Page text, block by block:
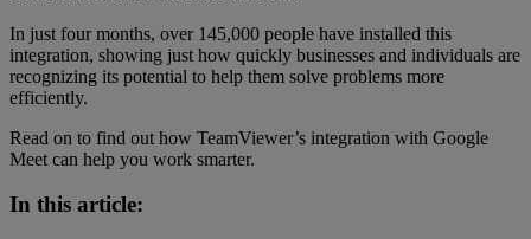
In just four months, over 145,000 people have installed this
integration, showing just how quickly businesses and individuals are
recognizing its potential to help them solve problems more
efficiently.
Read on to find out how TeamViewer’s integration with Google
Meet can help you work smarter.
In this article: